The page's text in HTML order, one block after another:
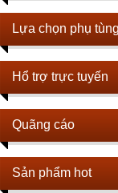
Lựa chọn phụ
Hổ trợ trực tuyến
Quãng cáo
Sản phẩm hot